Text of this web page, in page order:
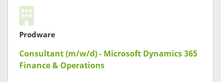
Prodware
Consultant (m/w/d) - Microsoft Dynamics 365
Finance & Operations